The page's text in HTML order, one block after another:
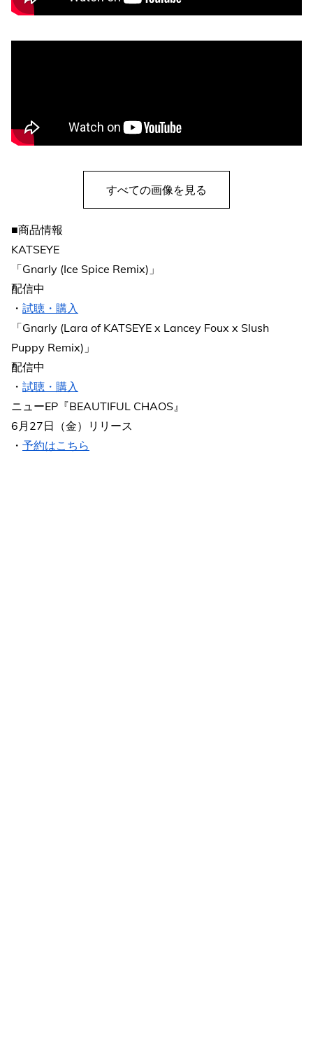
すべての画像を見る
■商品情報
KATSEYE
「Gnarly (Ice Spice Remix)」
配信中
・ 試聴・購入
「Gnarly (Lara of KATSEYE x Lancey Foux x Slush
Puppy Remix)」
配信中
・ 試聴・購入
ニューEP『BEAUTIFUL CHAOS』
6月27日（金）リリース
・ 予約はこちら